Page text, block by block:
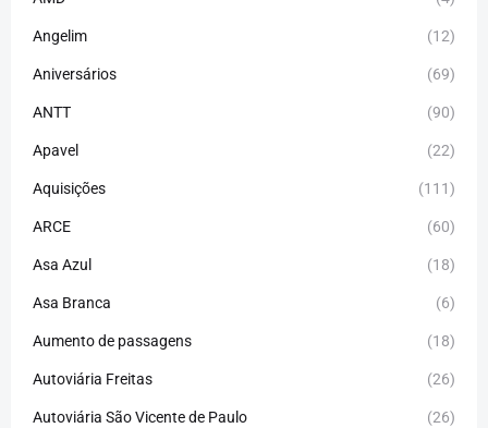
Angelim (12)
Aniversários (69)
ANTT (90)
Apavel (22)
Aquisições (111)
ARCE (60)
Asa Azul (18)
Asa Branca (6)
Aumento de passagens (18)
Autoviária Freitas (26)
Autoviária São Vicente de Paulo (26)